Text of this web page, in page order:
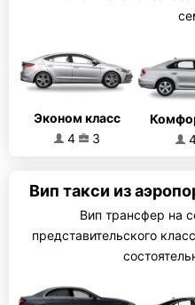
Эконом класс
4
3
Вип такси из
Вип трансфер на
представительского